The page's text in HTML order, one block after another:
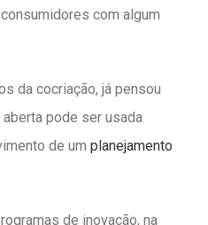
com algum
da cocriação, já pensou
pode ser usada
de um planejamento
de inovação, na